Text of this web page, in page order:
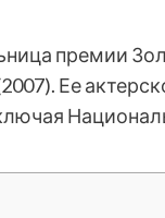
премии
Ее